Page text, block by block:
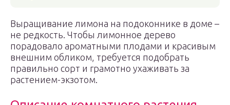
Выращивание лимона на подоконнике в доме –
не редкость. Чтобы лимонное дерево
порадовало ароматными плодами и красивым
внешним обликом, требуется подобрать
правильно сорт и грамотно ухаживать за
растением-экзотом.